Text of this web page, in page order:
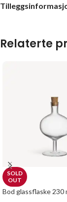
Relaterte
SOLD
OUT
Bod glassflaske 230